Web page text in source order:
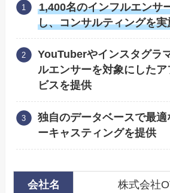
1,400名のインフルエンサ
し、コンサルティングを実
YouTuberやインスタグラ
ルエンサーを対象にした
ビスを提供
独自のデータベースで最
ーキャスティングを提供
会社名 株式会社